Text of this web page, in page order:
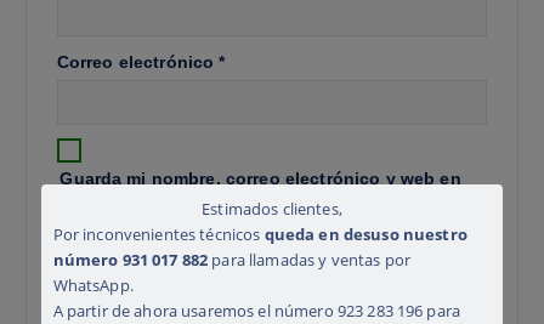
Correo electrónico*
Guarda mi nombre, correo electrónico y web en
este navegador para la próxima vez que comente.
Estimados clientes,
Por inconvenientes técnicos queda en desuso nuestro
número 931 017 882 para llamadas y ventas por
WhatsApp.
A partir de ahora usaremos el número 923 283 196 para